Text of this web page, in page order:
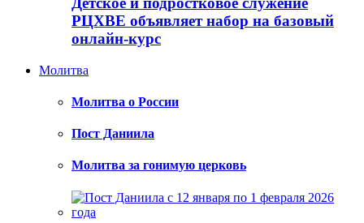
РЦХВЕ объявляет набор на базовый
онлайн-курс
Молитва
Молитва о России
Пост Даниила
Молитва за гонимую церковь